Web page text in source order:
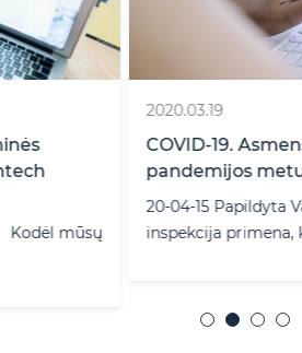
COVID-19. Asmens
pandemijos metu
20-04-15 Papildyta Valstybinė
inspekcija primena, kad DK 49 ...